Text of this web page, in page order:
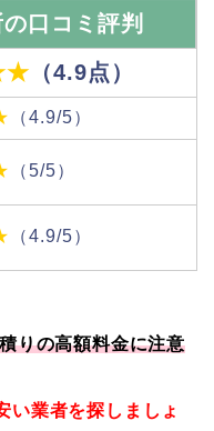
口コミ評判
（4.9点）
（4.9/5）
（5/5）
（4.9/5）
りの高額料金に注意
い業者を探しましょ